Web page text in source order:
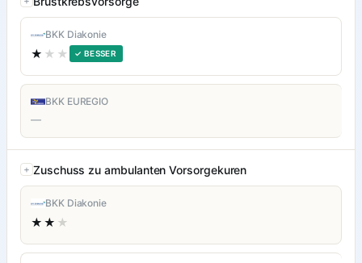
BKK Diakonie
★ ★★ ✓ BESSER
BKK EUREGIO
—
Zuschuss zu ambulanten Vorsorgekuren
BKK Diakonie
★★ ★